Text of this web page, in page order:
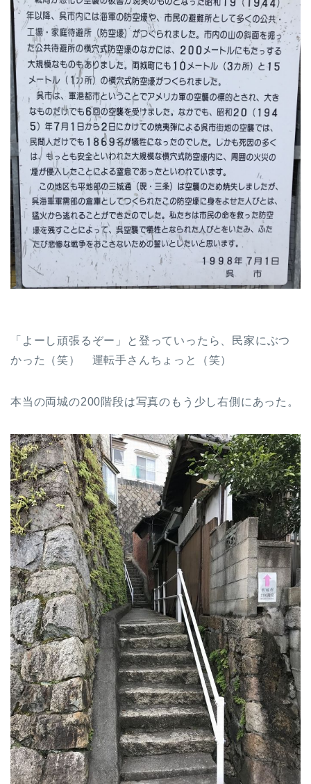
「よーし頑張るぞー」と登っていったら、民家にぶつ
かった（笑） 運転手さんちょっと（笑）
本当の両城の200階段は写真のもう少し右側にあった。